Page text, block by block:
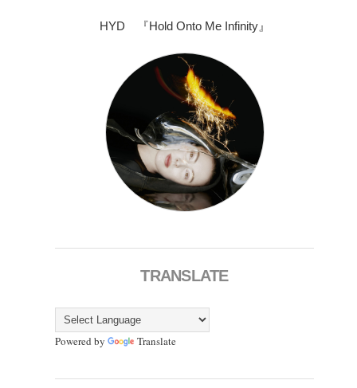
HYD 『Hold Onto Me Infinity』
TRANSLATE
Powered by Translate